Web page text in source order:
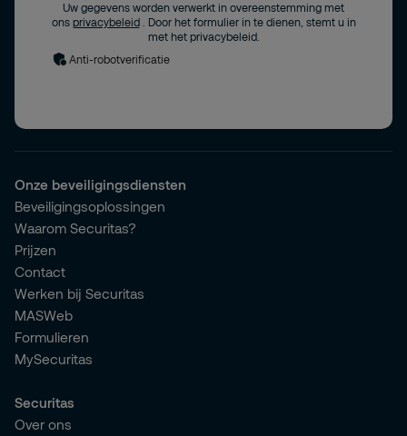
Uw gegevens worden verwerkt in overeenstemming met
ons privacybeleid
. Door het formulier in te dienen, stemt u in
met het privacybeleid.
Anti-robotverificatie
Onze beveiligingsdiensten
Beveiligingsoplossingen
Waarom Securitas?
Prijzen
Contact
Werken bij Securitas
MASWeb
Formulieren
MySecuritas
Securitas
Over ons